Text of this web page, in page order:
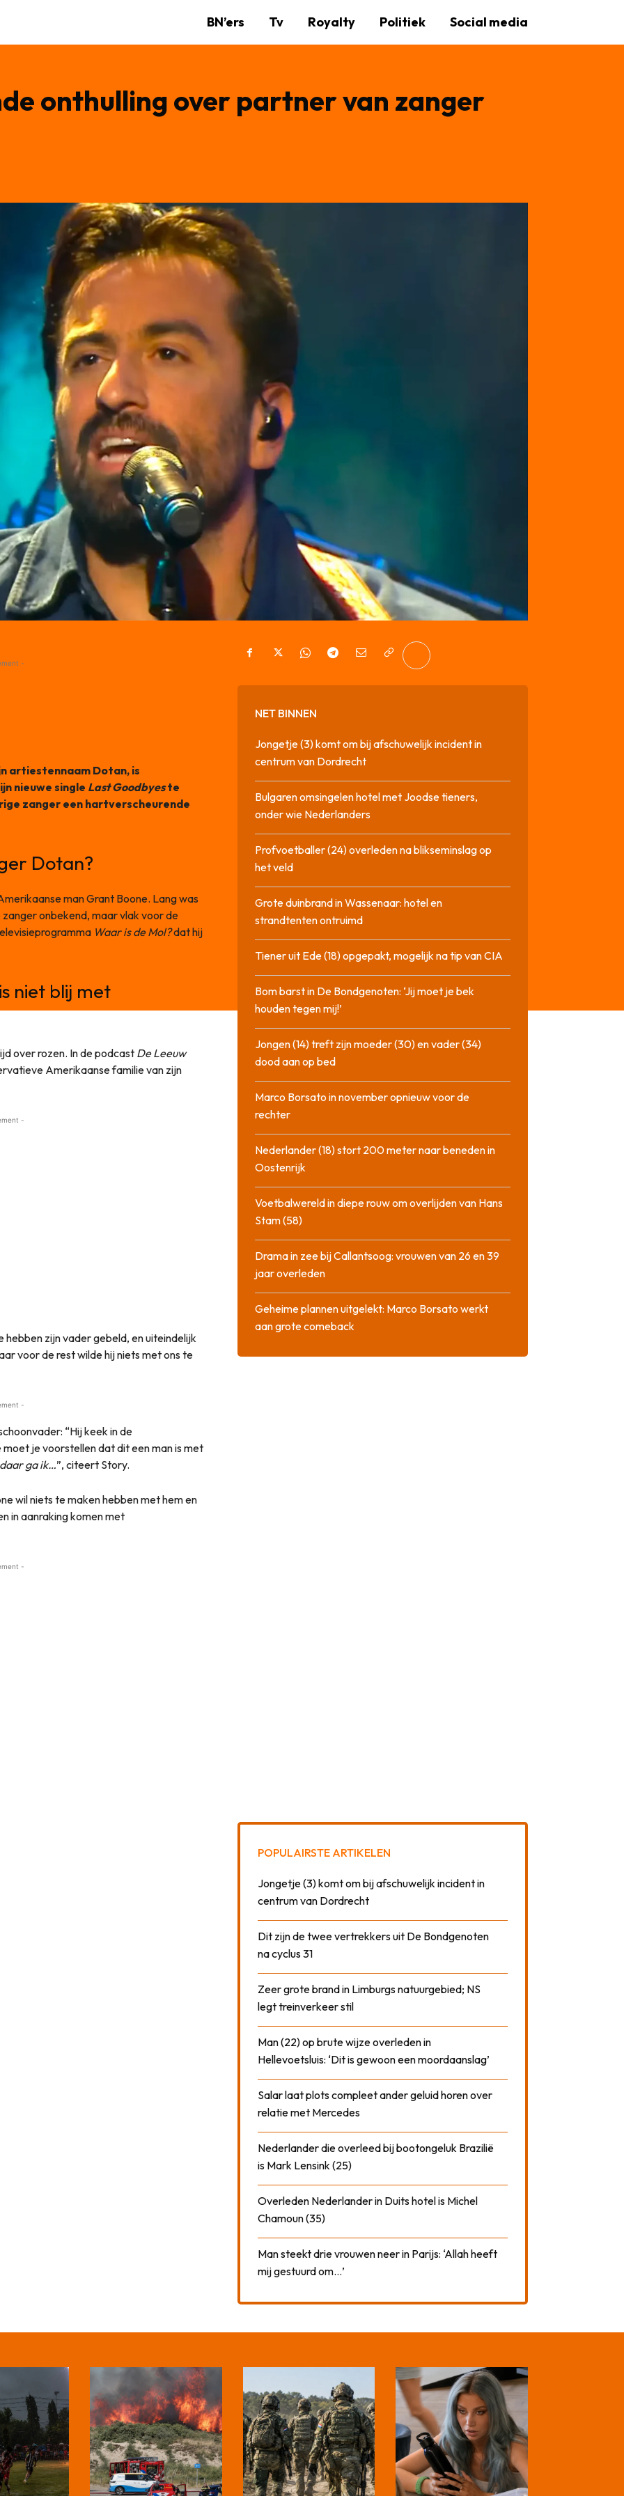
BN’ers Tv Royalty Politiek Social media
onthulling over partner van zanger
-
artiestennaam Dotan, is
nieuwe single Last Goodbyeste
zanger een hartverscheurende
Dotan?
man Grant Boone. Lang was
onbekend, maar vlak voor de
Waar is de Mol?dat hij
niet blij met
over rozen. In de podcast De Leeuw
Amerikaanse familie van zijn
-
hebben zijn vader gebeld, en uiteindelijk
voor de rest wilde hij niets met ons te
-
“Hij keek in de
je voorstellen dat dit een man is met
ga ik…”, citeert Story.
wil niets te maken hebben met hem en
in aanraking komen met
-
NET BINNEN
Jongetje (3) komt om bij afschuwelijk incident in
centrum van Dordrecht
Bulgaren omsingelen hotel met Joodse tieners,
onder wie Nederlanders
Profvoetballer (24) overleden na blikseminslag op
het veld
Grote duinbrand in Wassenaar: hotel en
strandtenten ontruimd
Tiener uit Ede (18) opgepakt, mogelijk na tip van CIA
Bom barst in De Bondgenoten: ‘Jij moet je bek
houden tegen mij!’
Jongen (14) treft zijn moeder (30) en vader (34)
dood aan op bed
Marco Borsato in november opnieuw voor de
rechter
Nederlander (18) stort 200 meter naar beneden in
Oostenrijk
Voetbalwereld in diepe rouw om overlijden van Hans
Stam (58)
Drama in zee bij Callantsoog: vrouwen van 26 en 39
jaar overleden
Geheime plannen uitgelekt: Marco Borsato werkt
aan grote comeback
POPULAIRSTE ARTIKELEN
Jongetje (3) komt om bij afschuwelijk incident in
centrum van Dordrecht
Dit zijn de twee vertrekkers uit De Bondgenoten
na cyclus 31
Zeer grote brand in Limburgs natuurgebied; NS
legt treinverkeer stil
Man (22) op brute wijze overleden in
Hellevoetsluis: ‘Dit is gewoon een moordaanslag’
Salar laat plots compleet ander geluid horen over
relatie met Mercedes
Nederlander die overleed bij bootongeluk Brazilië
is Mark Lensink (25)
Overleden Nederlander in Duits hotel is Michel
Chamoun (35)
Man steekt drie vrouwen neer in Parijs: ‘Allah heeft
mij gestuurd om…’